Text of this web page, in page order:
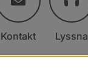
Kontakt Lyssna